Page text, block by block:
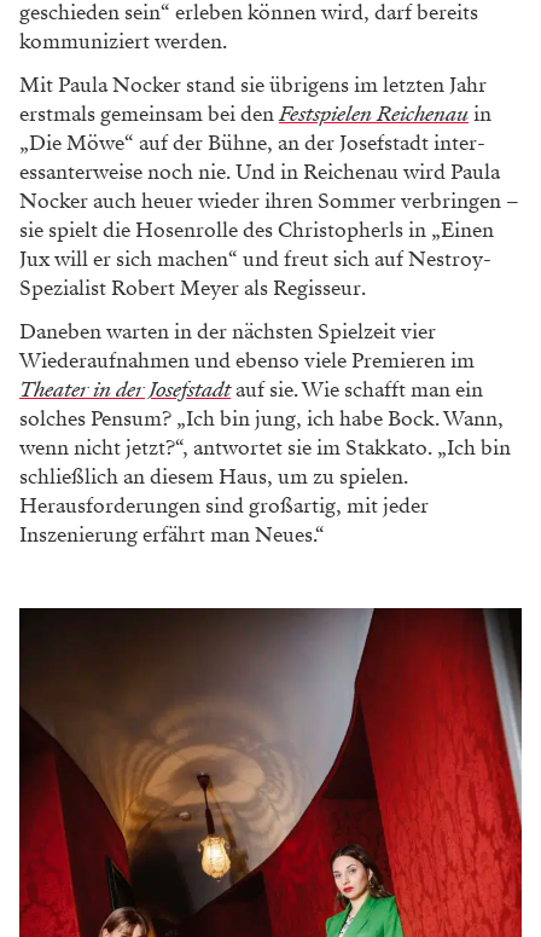
geschieden sein“ erleben können wird, darf bereits
kommuniziert werden.
Mit Paula Nocker stand sie übrigens im letzten Jahr
erstmals gemeinsam bei denFestspielen Reichenauin
„Die Möwe“ auf der Bühne, an der Josefstadt inter­
essanterweise noch nie. Und in Reichenau wird Paula
Nocker auch heuer wieder ihren Sommer verbringen –
sie spielt die Hosenrolle des Christopherls in „Einen
Jux will er sich machen“ und freut sich auf Nestroy-
Spezialist Robert Meyer als Regisseur.
Daneben warten in der nächsten Spielzeit vier
Wiederaufnahmen und ebenso viele Premieren im
Theater in der Josefstadtauf sie. Wie schafft man ein
solches Pensum? „Ich bin jung, ich habe Bock. Wann,
wenn nicht jetzt?“, antwortet sie im Stakkato. „Ich bin
schließlich an diesem Haus, um zu spielen.
Herausforderungen sind großartig, mit jeder
Inszenierung erfährt man Neues.“